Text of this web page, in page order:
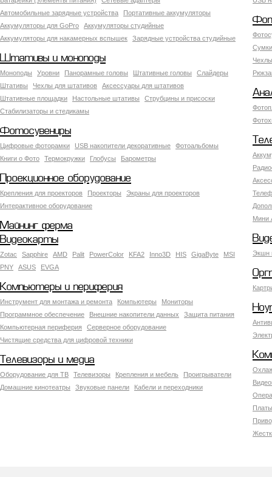
Автомобильные зарядные устройства
Портативные аккумуляторы
Аккумуляторы для GoPro
Аккумуляторы студийные
Аккумуляторы для накамерных вспышек
Зарядные устройства студийные
Штативы и моноподы
Моноподы Уровни Панорамные головы Штативные головы
Слайдеры
Штативы
Чехлы для штативов
Аксессуары для штативов
Штативные площадки
Настольные штативы
Струбцины и присоски
Стабилизаторы и стедикамы
Фотосувениры
Цифровые фоторамки USB накопители декоративные
Фотоальбомы
Книги о Фото
Термокружки Глобусы Барометры
Мини
Проекционное оборудование
Крепления для проекторов Проекторы
Экраны для проекторов
Интерактивное оборудование
Майнинг ферма
Экшн
Видеокарты
Zotac Sapphire AMD Palit PowerColor KFA2 Inno3D HIS GigaByte
MSI
PNY
ASUS EVGA
Компьютеры и периферия
Инструмент для монтажа и ремонта Компьютеры
Мониторы
Программное обеспечение
Внешние накопители данных
Защита питания
Компьютерная периферия
Серверное оборудование
Чистящие средства для цифровой техники
Телевизоры и медиа
Оборудование для ТВ Телевизоры Крепления и мебель
Проигрыватели
Домашние кинотеатры
Звуковые панели Кабели и переходники